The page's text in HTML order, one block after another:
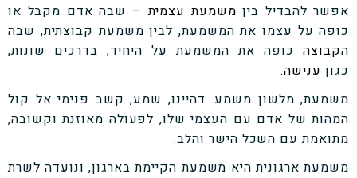
אפשר להבדיל בין משמעת עצמית– שבה אדם מקבל או
כופה על עצמו את המשמעת, לבין משמעת קבוצתית, שבה
הקבוצהכופה את המשמעת על היחיד, בדרכים שונות,
כגון ענישה.
משמעת, מלשון משמע. דהיינו, שמע, קשב פנימי אל קול
המהות של אדם עם העצמי שלו, לפעולה מאוזנת וקשובה,
מתואמת עם השכל הישר והלב.
משמעת ארגוניתהיא משמעת הקיימת בארגון, ונועדה לשרת